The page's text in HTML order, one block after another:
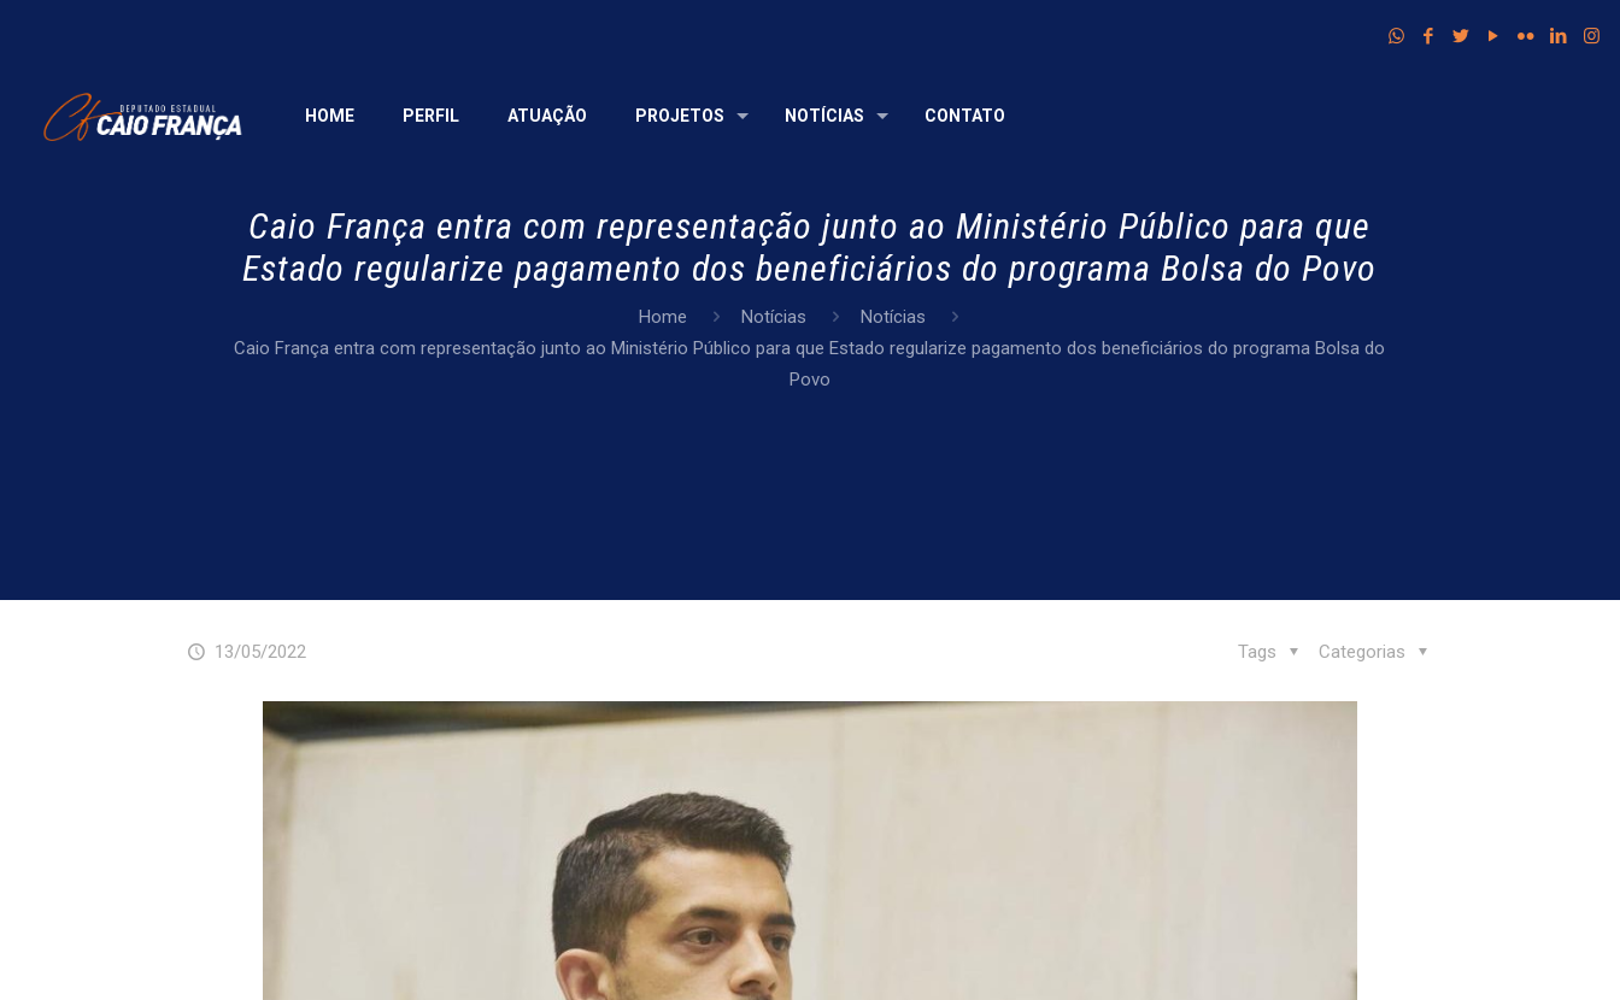
HOME PERFIL ATUAÇÃO PROJETOS NOTÍCIAS CONTATO
Caio França entra com representação junto ao Ministério Público para que
Estado regularize pagamento dos beneficiários do programa Bolsa do Povo
Home Notícias
Notícias
Caio França entra com representação junto ao Ministério Público para que Estado regularize pagamento dos beneficiários do programa Bolsa do
Povo
13/05/2022 Categorias
Tags